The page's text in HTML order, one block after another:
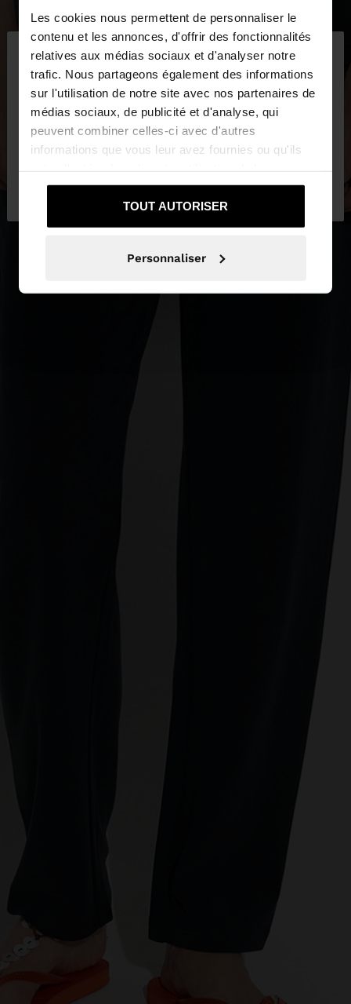
Les cookies nous permettent de personnaliser le
contenu et les annonces, d'offrir des fonctionnalités
relatives aux médias sociaux et d'analyser notre
trafic. Nous partageons également des informations
sur l'utilisation de notre site avec nos partenaires de
médias sociaux, de publicité et d'analyse, qui
peuvent combiner celles-ci avec d'autres
informations que vous leur avez fournies ou qu'ils
services.
TOUT AUTORISER
Personnaliser
bonjour ×
Vous accédez au site depuis Luxembourg. Voulez-
vous parcourir notre site au United States?